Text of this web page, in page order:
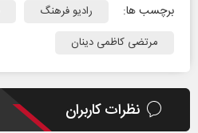
برچسب ها: رادیو فرهنگ
مرتضی کاظمی دینان
نظرات کاربران